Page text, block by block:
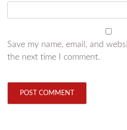
Save my name, email, and
the next time I comment.